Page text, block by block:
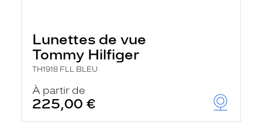
Lunettes de vue
Tommy Hilfiger
TH1918 FLL BLEU
À partir de
225,00 €